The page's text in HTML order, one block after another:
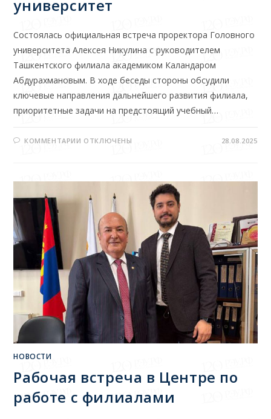
университет
Состоялась официальная встреча проректора Головного
университета Алексея Никулина с руководителем
Ташкентского филиала академиком Каландаром
Абдурахмановым. В ходе беседы стороны обсудили
ключевые направления дальнейшего развития филиала,
приоритетные задачи на предстоящий учебный…
КОММЕНТАРИИ ОТКЛЮЧЕНЫ 28.08.2025
НОВОСТИ
Рабочая встреча в Центре по
работе с филиалами